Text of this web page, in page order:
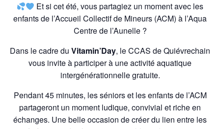
Et si cet été, vous partagiez un moment avec les
enfants de l’Accueil Collectif de Mineurs (ACM) à l’Aqua
Centre de l’Aunelle ?
Dans le cadre du Vitamin’Day, le CCAS de Quiévrechain
vous invite à participer à une activité aquatique
intergénérationnelle gratuite.
Pendant 45 minutes, les séniors et les enfants de l’ACM
partageront un moment ludique, convivial et riche en
échanges. Une belle occasion de créer du lien entre les